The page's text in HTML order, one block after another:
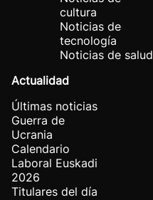
cultura
Noticias de
tecnología
Noticias de salud
Actualidad
Últimas noticias
Guerra de
Ucrania
Calendario
Laboral Euskadi
2026
Titulares del día